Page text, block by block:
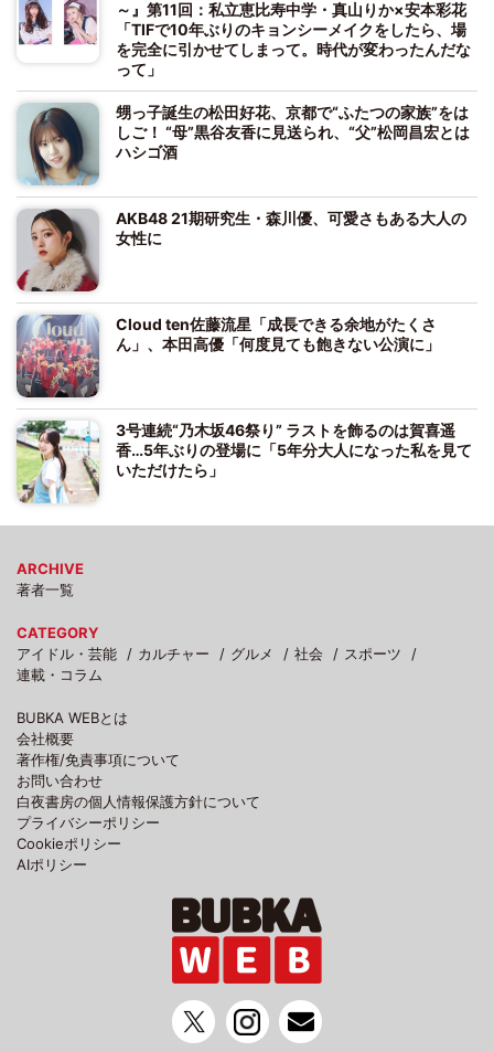
～』第11回：私立恵比寿中学・真山りか×安本彩花
「TIFで10年ぶりのキョンシーメイクをしたら、場
を完全に引かせてしまって。時代が変わったんだな
って」
甥っ子誕生の松田好花、京都で“ふたつの家族”をは
しご！ “母”黒谷友香に見送られ、“父”松岡昌宏とは
ハシゴ酒
AKB48 21期研究生・森川優、可愛さもある大人の
女性に
Cloud ten佐藤流星「成長できる余地がたくさ
ん」、本田高優「何度見ても飽きない公演に」
3号連続“乃木坂46祭り” ラストを飾るのは賀喜遥
香…5年ぶりの登場に「5年分大人になった私を見て
いただけたら」
ARCHIVE
著者一覧
CATEGORY
アイドル・芸能
カルチャー グルメ 社会
スポーツ
連載・コラム
BUBKA WEBとは
会社概要
著作権/免責事項について
お問い合わせ
白夜書房の個人情報保護方針について
プライバシーポリシー
Cookieポリシー
AIポリシー